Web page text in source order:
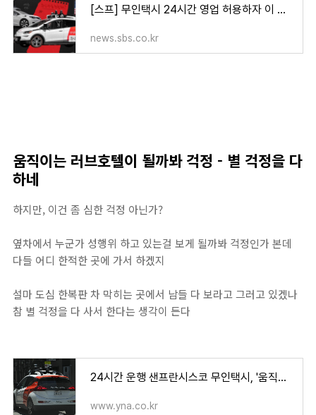
[스프] 무인택시 24시간 영업 허용하자 이 도시에서 벌어진 일
news.sbs.co.kr
움직이는 러브호텔이 될까봐 걱정 - 별 걱정을 다
하네
하지만, 이건 좀 심한 걱정 아닌가?
옆차에서 누군가 성행위 하고 있는걸 보게 될까봐 걱정인가 본데
다들 어디 한적한 곳에 가서 하겠지
설마 도심 한복판 차 막히는 곳에서 남들 다 보라고 그러고 있겠나
참 별 걱정을 다 사서 한다는 생각이 든다
24시간 운행 샌프란시스코 무인택시, '움직이는 러브호텔' 우려 | 연합뉴스
www.yna.co.kr